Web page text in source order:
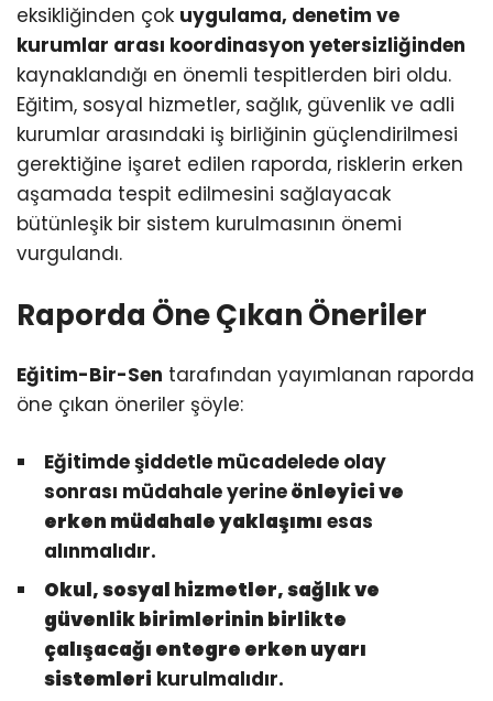
eksikliğinden çok uygulama, denetim ve
kurumlar arası koordinasyon yetersizliğinden
kaynaklandığı en önemli tespitlerden biri oldu.
Eğitim, sosyal hizmetler, sağlık, güvenlik ve adli
kurumlar arasındaki iş birliğinin güçlendirilmesi
gerektiğine işaret edilen raporda, risklerin erken
aşamada tespit edilmesini sağlayacak
bütünleşik bir sistem kurulmasının önemi
vurgulandı.
Raporda Öne Çıkan Öneriler
Eğitim-Bir-Sen tarafından yayımlanan raporda
öne çıkan öneriler şöyle:
Eğitimde şiddetle mücadelede olay
sonrası müdahale yerineönleyici ve
erken müdahale yaklaşımı esas
alınmalıdır.
Okul, sosyal hizmetler, sağlık ve
güvenlik birimlerinin birlikte
çalışacağı entegre erken uyarı
sistemleri kurulmalıdır.